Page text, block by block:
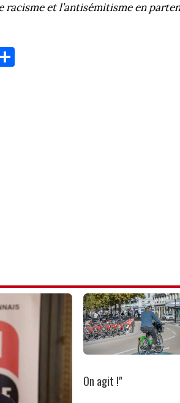
et l’antisémitisme en
On agit !"